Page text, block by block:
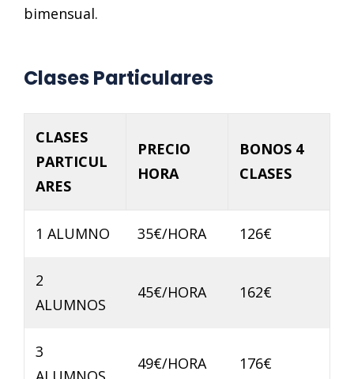
bimensual.
Clases Particulares
CLASES
PARTICUL
ARES
PRECIO
HORA
BONOS 4
CLASES
1 ALUMNO 35€/HORA 126€
2
ALUMNOS
45€/HORA 162€
3
49€/HORA 176€